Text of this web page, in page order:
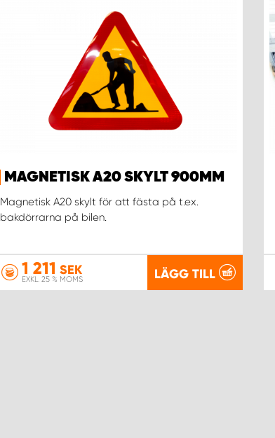
MAGNETISK A20 SKYLT 900MM
Magnetisk A20 skylt för att fästa på t.ex.
bakdörrarna på bilen.
1 211 SEK
EXKL. 25 % MOMS LÄGG TILL